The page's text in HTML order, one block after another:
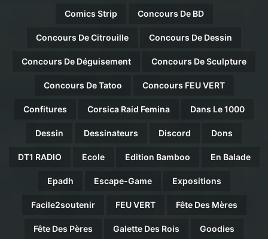
Comics Strip Concours De BD
Concours De Citrouille Concours De Dessin
Concours De Déguisement Concours De Sculpture
Concours De Tatoo Concours FEU VERT
Confitures Corsica Raid Femina Dans Le 1000
Dessin Dessinateurs Discord Dons
DT1 RADIO Ecole Edition Bamboo En Balade
Epadh Escape-Game Expositions
Facile2soutenir FEU VERT Fête Des Mères
Fête Des Pères Galette Des Rois Goodies